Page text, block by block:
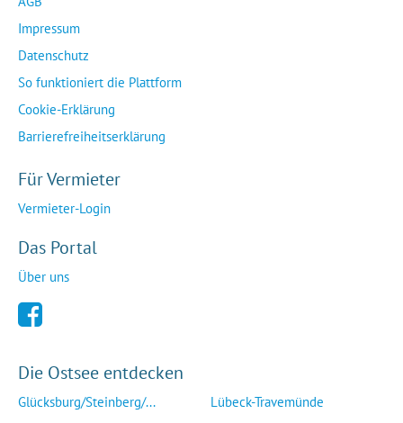
Impressum
Datenschutz
So funktioniert die Plattform
Cookie-Erklärung
Barrierefreiheitserklärung
Für Vermieter
Vermieter-Login
Das Portal
Über uns
Die Ostsee entdecken
Glücksburg/Steinberg/...
Lübeck-Travemünde